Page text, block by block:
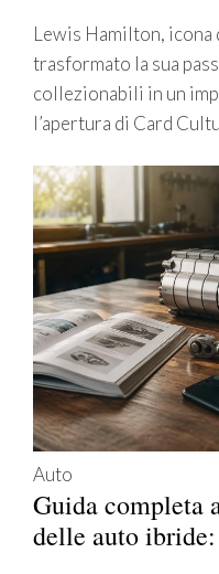
Lewis Hamilton, icona
trasformato la sua
collezionabili in un
l’apertura di Card
Auto
Guida completa
delle auto